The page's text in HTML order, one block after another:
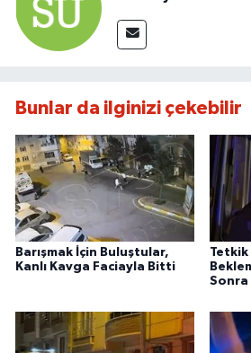
Bunlar da ilginizi çekebilir
Barışmak İçin Buluştular,
Kanlı Kavga Faciayla Bitti
Tetkik
Sonra